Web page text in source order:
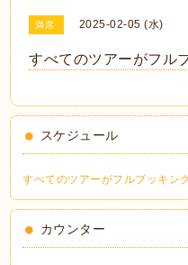
満席 2025-02-05 (水)
すべてのツアーがフル
スケジュール
すべてのツアーがフルブッキン
カウンター